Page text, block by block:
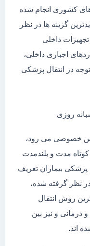
کشوری انجام شده
گزینه ها در نظر
داخلی
اجباری داخلی،
در انتقال پزشکی
روزی
خصوصی می رود،
مدت و بلندمدت
پزشکی بیماران تعریف
نظر گرفته شده،
روش انتقال
درمانی و نیز بین
اند.